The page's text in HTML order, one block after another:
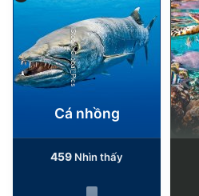
iStock-Global_Pics
Cá nhồng
459 Nhìn thấy